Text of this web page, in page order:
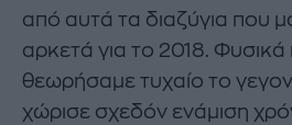
από αυτά τα διαζύγια που
αρκετά για το 2018. Φυσικά
θεωρήσαμε τυχαίο το
χώρισε σχεδόν ενάμιση